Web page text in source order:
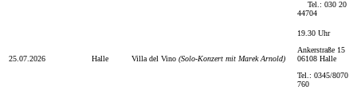
Tel.: 030 20
44704
25.07.2026 Halle Villa del Vino (Solo-Konzert mit Marek Arnold)
19.30 Uhr
Ankerstraße 15
06108 Halle
Tel.: 0345/8070
760